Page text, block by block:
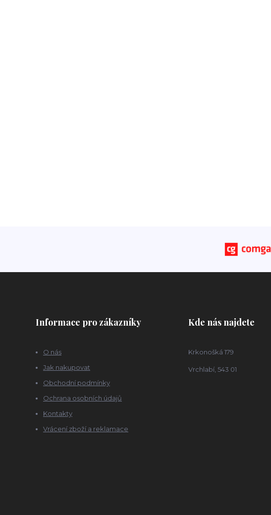
Informace pro zákazníky
O nás
Jak nakupovat
Obchodní podmínky
Ochrana osobních údajů
Kontakty
Vrácení zboží a reklamace
Kde nás najdete
Krkonošká 179
Vrchlabí, 543 01